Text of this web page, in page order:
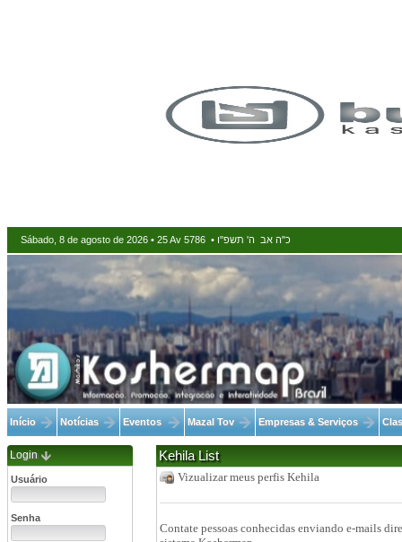
Sábado, 8 de agosto de 2026 • 25 Av 5786 • כ"ה אב ה' תשפ"ו
Início Notícias Eventos Mazal Tov Empresas & Serviços
Login
Usuário
Senha
Kehila List
Vizualizar meus perfis Kehila
Contate pessoas conhecidas enviando e-mails